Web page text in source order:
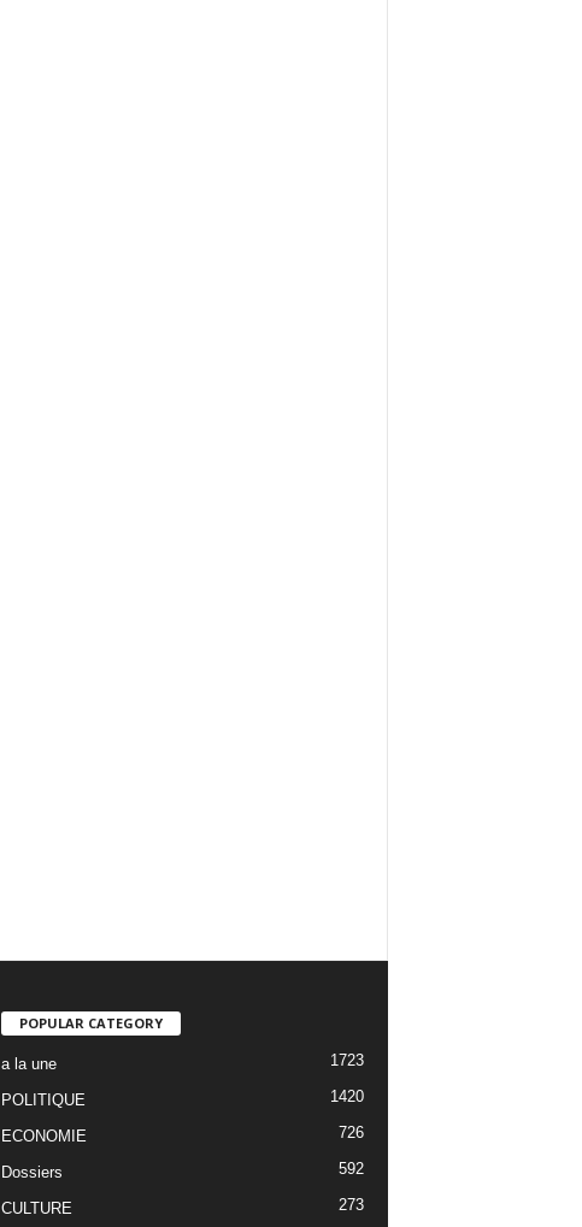
POPULAR CATEGORY
a la une 1723
POLITIQUE 1420
ECONOMIE 726
Dossiers 592
CULTURE 273